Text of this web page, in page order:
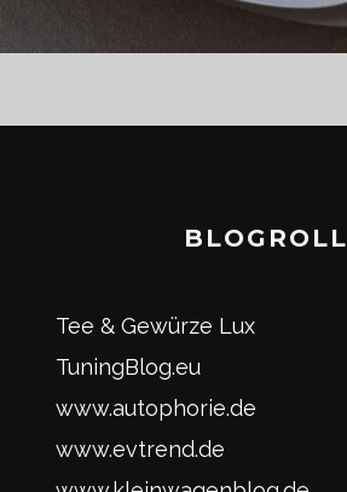
BLOGROLL
Tee & Gewürze Lux
TuningBlog.eu
www.autophorie.de
www.evtrend.de